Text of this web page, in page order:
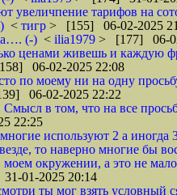
увеличпение тарифов на
< тигр > [155] 06-02-2025
(-) < ilia1979 > [177] 06-
ценами живешь и каждую
06-02-2025 22:08
по моему ни на одну
06-02-2025 22:22
в том, что на все
22:25
используют 2 а
то наверно многие бы
моем окружении, а это не
01-2025 20:14
ты мог взять условный